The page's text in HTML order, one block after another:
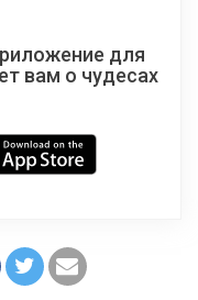
для
вам о чудесах